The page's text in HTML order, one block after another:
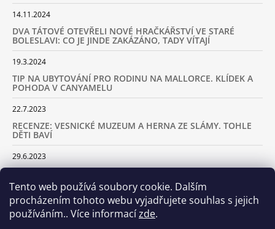
Tento web používá soubory cookie. Dalším
procházením tohoto webu vyjadřujete souhlas s jejich
používáním.. Více informacízde.
14.11.2024
DVA TÁTOVÉ OTEVŘELI NOVÉ HRAČKÁŘSTVÍ VE STARÉ
BOLESLAVI: CO JE JINDE ZAKÁZÁNO, TADY VÍTAJÍ
19.3.2024
TIP NA UBYTOVÁNÍ PRO RODINU NA MALLORCE. KLÍDEK A
POHODA V CANYAMELU
22.7.2023
RECENZE: VESNICKÉ MUZEUM A HERNA ZE SLÁMY. TOHLE
DĚTI BAVÍ
29.6.2023
KOLIK VÁS TO BUDE STÁT
18.2.2023